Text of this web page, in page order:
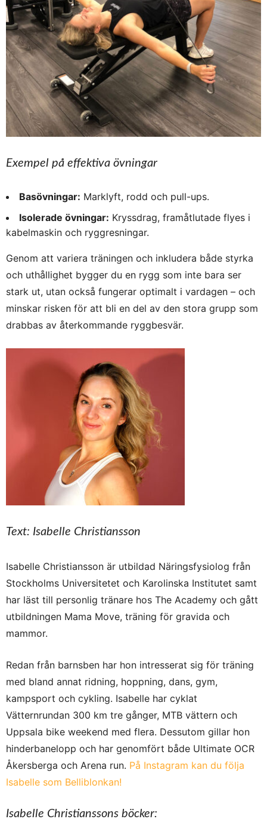
Exempel på effektiva övningar
Basövningar: Marklyft, rodd och pull-ups.
Isolerade övningar: Kryssdrag, framåtlutade flyes i
kabelmaskin och ryggresningar.
Genom att variera träningen och inkludera både styrka
och uthållighet bygger du en rygg som inte bara ser
stark ut, utan också fungerar optimalt i vardagen – och
minskar risken för att bli en del av den stora grupp som
drabbas av återkommande ryggbesvär.
Text: Isabelle Christiansson
Isabelle Christiansson är utbildad Näringsfysiolog från
Stockholms Universitetet och Karolinska Institutet samt
har läst till personlig tränare hos The Academy och gått
utbildningen Mama Move, träning för gravida och
mammor.
Redan från barnsben har hon intresserat sig för träning
med bland annat ridning, hoppning, dans, gym,
kampsport och cykling. Isabelle har cyklat
Vätternrundan 300 km tre gånger, MTB vättern och
Uppsala bike weekend med flera. Dessutom gillar hon
hinderbanelopp och har genomfört både Ultimate OCR
Åkersberga och Arena run. På Instagram kan du följa
Isabelle som Belliblonkan!
Isabelle Christianssons böcker: